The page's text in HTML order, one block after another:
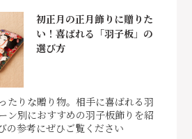
初正月の正月飾りに贈りた
い！喜ばれる「羽子板」の
選び方
たりな贈り物。相手に喜ばれる羽
ン別におすすめの羽子板飾りを紹
の参考にぜひご覧ください